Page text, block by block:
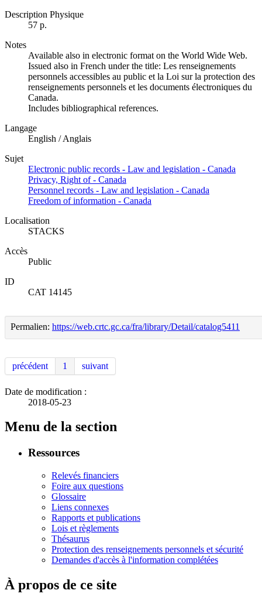
Description Physique
57 p.
Notes
Available also in electronic format on the World Wide Web.
Issued also in French under the title: Les renseignements
personnels accessibles au public et la Loi sur la protection des
renseignements personnels et les documents électroniques du
Canada.
Includes bibliographical references.
Langage
English / Anglais
Sujet
Electronic public records - Law and legislation - Canada
Privacy, Right of - Canada
Personnel records - Law and legislation - Canada
Freedom of information - Canada
Localisation
STACKS
Accès
Public
ID
CAT 14145
Permalien: https://web.crtc.gc.ca/fra/library/Detail/catalog5411
précédent 1 suivant
Date de modification :
2018-05-23
Menu de la section
Ressources
Relevés financiers
Foire aux questions
Glossaire
Liens connexes
Rapports et publications
Lois et règlements
Thésaurus
Protection des renseignements personnels et sécurité
Demandes d'accès à l'information complétées
À propos de ce site